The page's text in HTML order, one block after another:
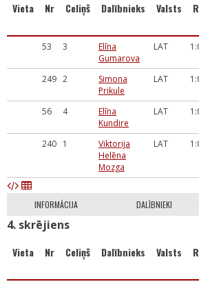
Vieta Nr Celiņš Dalībnieks Valsts
53 3
Elīna
Gumarova
LAT
249 2
Simona
Prikule
LAT
56 4
Elīna
Kundire
LAT
240 1
Viktorija
Helēna
Mozga
LAT
INFORMĀCIJA DALĪBNIEKI
4. skrējiens
Vieta Nr Celiņš Dalībnieks Valsts